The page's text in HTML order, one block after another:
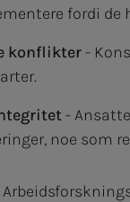
fordi de
konflikter-
-
noe som